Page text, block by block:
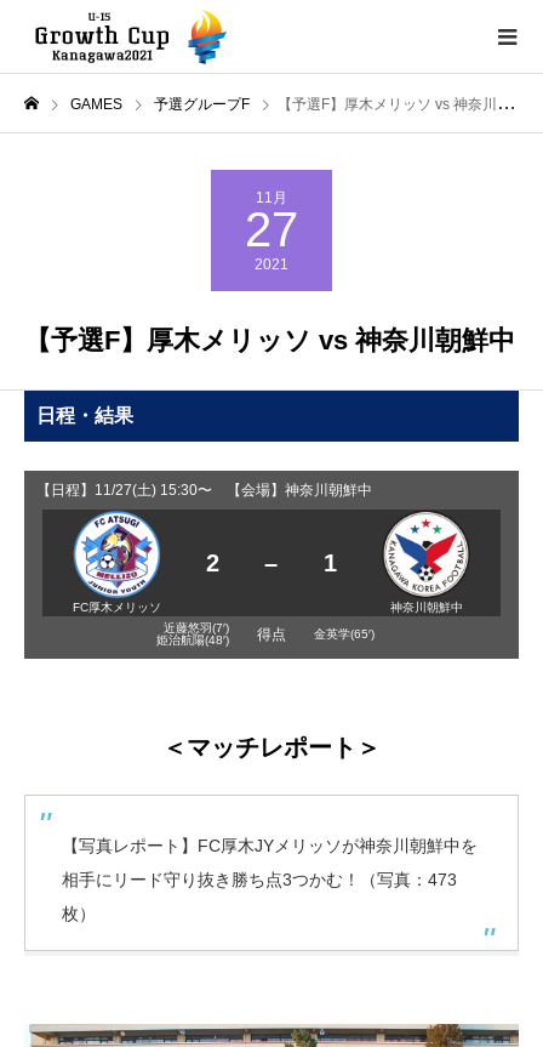
GAMES 予選グループF 【予選F】厚木メリッソ vs 神奈川朝鮮中
11月
27
2021
【予選F】厚木メリッソ vs 神奈川朝鮮中
日程・結果
【日程】11/27(土) 15:30〜 【会場】神奈川朝鮮中
FC厚木メリッソ
2 – 1
神奈川朝鮮中
近藤悠羽(7′)
姫治航陽(48′)
得点 金英学(65′)
＜マッチレポート＞
【写真レポート】FC厚木JYメリッソが神奈川朝鮮中を
相手にリード守り抜き勝ち点3つかむ！（写真：473
枚）